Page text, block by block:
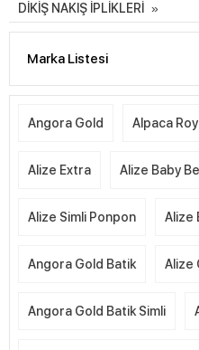
DİKİŞ NAKIŞ İPLİKLERİ
Marka Listesi
Angora Gold Alpaca
Alize Extra Alize Baby
Alize Simli Ponpon Alize
Angora Gold Batik Alize
Angora Gold Batik Simli